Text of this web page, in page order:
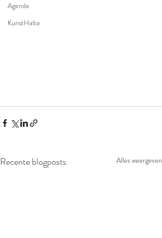
Agenda
KunstHalte
Recente blogposts Alles weergeven